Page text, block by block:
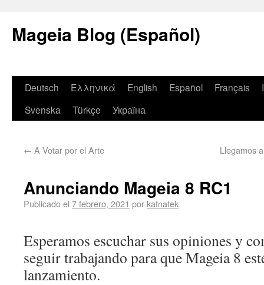
Mageia Blog (Español)
Deutsch Ελληνικά English Español Français
Svenska
Türkçe Україна
← A Votar por el Arte Llegamos
Anunciando Mageia 8 RC1
Publicado el 7 febrero, 2021 por katnatek
Esperamos escuchar sus opiniones y
seguir trabajando para que Mageia 8
lanzamiento.